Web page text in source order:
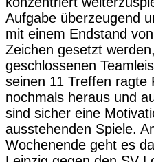
Aufgabe überzeugend
mit einem Endstand
Zeichen gesetzt
geschlossenen
seinen 11 Treffen ragte
nochmals heraus und
sind sicher eine
ausstehenden Spiele.
Wochenende geht es